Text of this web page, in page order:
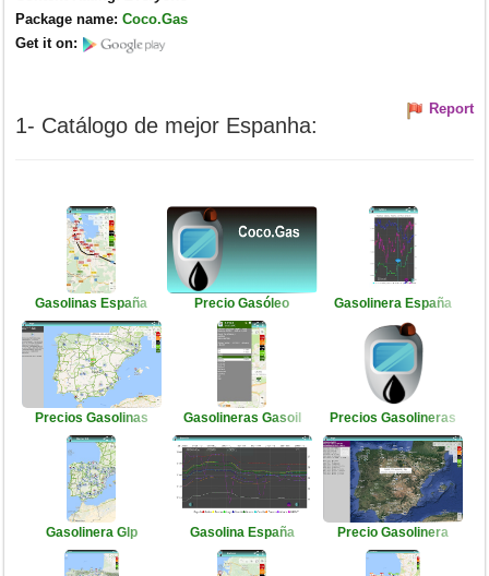
Package name:Coco.Gas
Get it on:
Report
1- Catálogo de mejor Espanha:
Gasolinas España Precio Gasóleo Gasolinera España
Precios Gasolinas Gasolineras Gasoil Precios Gasolineras
Gasolinera Glp Gasolina España Precio Gasolinera